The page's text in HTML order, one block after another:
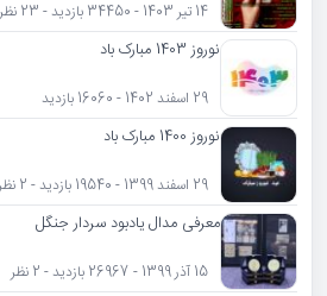
14 تیر 1403 - 34450 بازدید - 23 نظر
نوروز 1403 مبارک باد
29 اسفند 1402 - 16060 بازدید
نوروز 1400 مبارک باد
29 اسفند 1399 - 19540 بازدید - 2 نظر
معرفی مدال یادبود سردار جنگل
15 آذر 1399 - 26967 بازدید - 2 نظر